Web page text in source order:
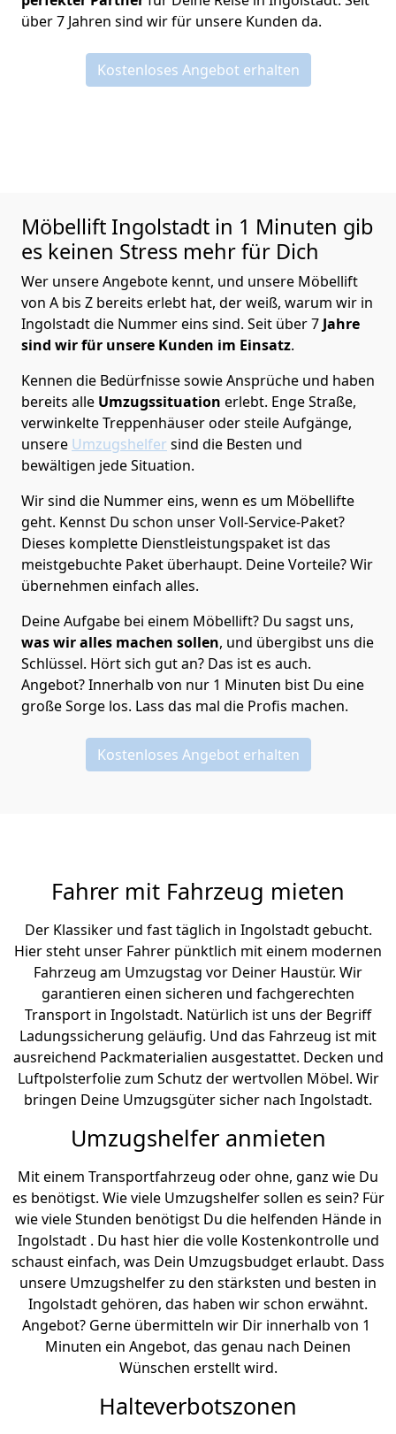
über 7 Jahren sind wir für unsere Kunden da.
Kostenloses Angebot erhalten
Möbellift Ingolstadt in 1 Minuten gib
es keinen Stress mehr für Dich
Wer unsere Angebote kennt, und unsere Möbellift
von A bis Z bereits erlebt hat, der weiß, warum wir in
Ingolstadt die Nummer eins sind. Seit über 7 Jahre
sind wir für unsere Kunden im Einsatz.
Kennen die Bedürfnisse sowie Ansprüche und haben
bereits alle Umzugssituation erlebt. Enge Straße,
verwinkelte Treppenhäuser oder steile Aufgänge,
unsere Umzugshelfer sind die Besten und
bewältigen jede Situation.
Wir sind die Nummer eins, wenn es um Möbellifte
geht. Kennst Du schon unser Voll-Service-Paket?
Dieses komplette Dienstleistungspaket ist das
meistgebuchte Paket überhaupt. Deine Vorteile? Wir
übernehmen einfach alles.
Deine Aufgabe bei einem Möbellift? Du sagst uns,
was wir alles machen sollen, und übergibst uns die
Schlüssel. Hört sich gut an? Das ist es auch.
Angebot? Innerhalb von nur 1 Minuten bist Du eine
große Sorge los. Lass das mal die Profis machen.
Kostenloses Angebot erhalten
Fahrer mit Fahrzeug mieten
Der Klassiker und fast täglich in Ingolstadt gebucht.
Hier steht unser Fahrer pünktlich mit einem modernen
Fahrzeug am Umzugstag vor Deiner Haustür. Wir
garantieren einen sicheren und fachgerechten
Transport in Ingolstadt. Natürlich ist uns der Begriff
Ladungssicherung geläufig. Und das Fahrzeug ist mit
ausreichend Packmaterialien ausgestattet. Decken und
Luftpolsterfolie zum Schutz der wertvollen Möbel. Wir
bringen Deine Umzugsgüter sicher nach Ingolstadt.
Umzugshelfer anmieten
Mit einem Transportfahrzeug oder ohne, ganz wie Du
es benötigst. Wie viele Umzugshelfer sollen es sein? Für
wie viele Stunden benötigst Du die helfenden Hände in
Ingolstadt . Du hast hier die volle Kostenkontrolle und
schaust einfach, was Dein Umzugsbudget erlaubt. Dass
unsere Umzugshelfer zu den stärksten und besten in
Ingolstadt gehören, das haben wir schon erwähnt.
Angebot? Gerne übermitteln wir Dir innerhalb von 1
Minuten ein Angebot, das genau nach Deinen
Wünschen erstellt wird.
Halteverbotszonen